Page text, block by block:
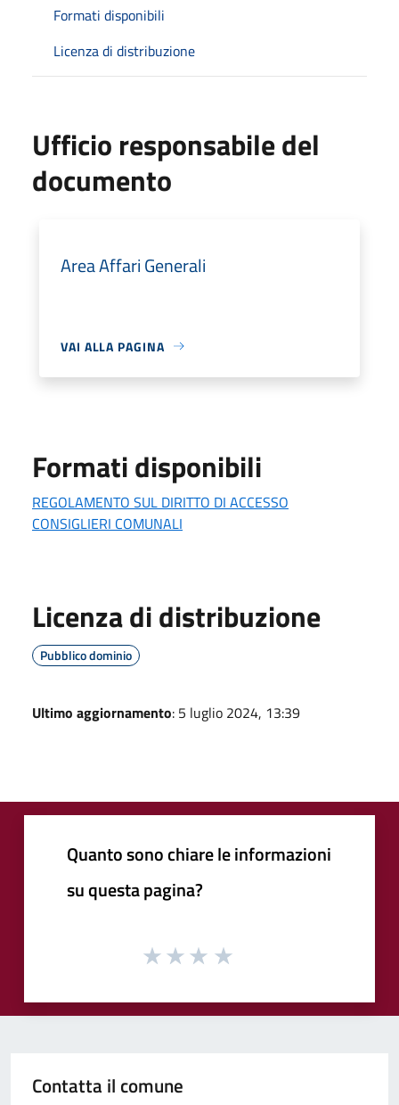
Formati disponibili
Licenza di distribuzione
Ufficio responsabile del
documento
Area Affari Generali
VAI ALLA PAGINA
Formati disponibili
REGOLAMENTO SUL DIRITTO DI ACCESSO
CONSIGLIERI COMUNALI
Licenza di distribuzione
Pubblico dominio
Ultimo aggiornamento: 5 luglio 2024, 13:39
Quanto sono chiare le informazioni
su questa pagina?
Contatta il comune